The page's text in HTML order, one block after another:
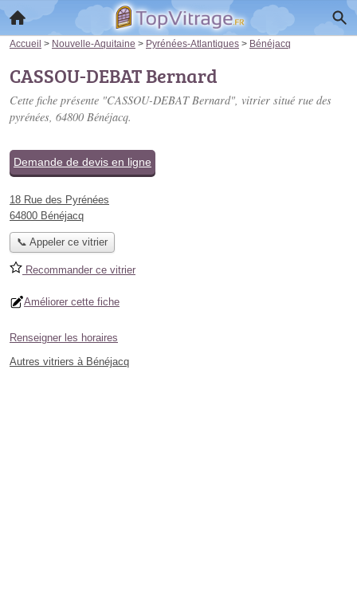
Accueil > Nouvelle-Aquitaine > Pyrénées-Atlantiques > Bénéjacq
CASSOU-DEBAT Bernard
Cette fiche présente "CASSOU-DEBAT Bernard", vitrier situé rue des
pyrénées, 64800 Bénéjacq.
Demande de devis en ligne
18 Rue des Pyrénées
64800 Bénéjacq
📞 Appeler ce vitrier
Recommander ce vitrier
Améliorer cette fiche
Renseigner les horaires
Autres vitriers à Bénéjacq